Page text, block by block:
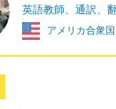
英語教師、通訳、
アメリカ合衆国